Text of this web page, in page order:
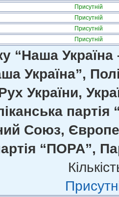
Присутній
Присутній
Присутній
Присутній
“Наша
Україна”,
України,
Союз,
“ПОРА”,